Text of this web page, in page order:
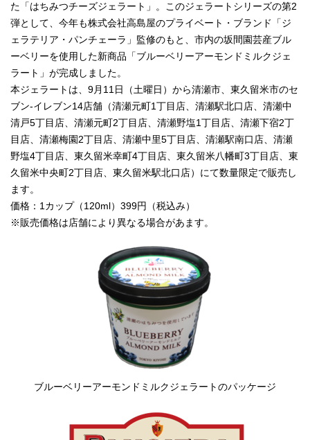
た「はちみつチーズジェラート」。このジェラートシリーズの第2
弾として、今年も株式会社高島屋のプライベート・ブランド「ジ
ェラテリア・パンチェーラ」監修のもと、市内の坂間園芸産ブル
ーベリーを使用した新商品「ブルーベリーアーモンドミルクジェ
ラート」が完成しました。
本ジェラートは、9月11日（土曜日）から清瀬市、東久留米市のセ
ブン-イレブン14店舗（清瀬元町1丁目店、清瀬駅北口店、清瀬中
清戸5丁目店、清瀬元町2丁目店、清瀬野塩1丁目店、清瀬下宿2丁
目店、清瀬梅園2丁目店、清瀬中里5丁目店、清瀬駅南口店、清瀬
野塩4丁目店、東久留米幸町4丁目店、東久留米八幡町3丁目店、東
久留米中央町2丁目店、東久留米駅北口店）にて数量限定で販売し
ます。
価格：1カップ（120ml）399円（税込み）
※販売価格は店舗により異なる場合があます。
ブルーベリーアーモンドミルクジェラートのパッケージ